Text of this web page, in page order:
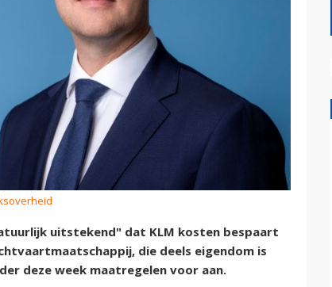
uitstekend" dat KLM kosten bespaart
die deels eigendom is
deze week maatregelen voor aan.